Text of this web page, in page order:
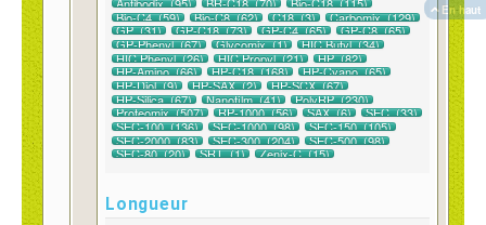
Longueur
En haut